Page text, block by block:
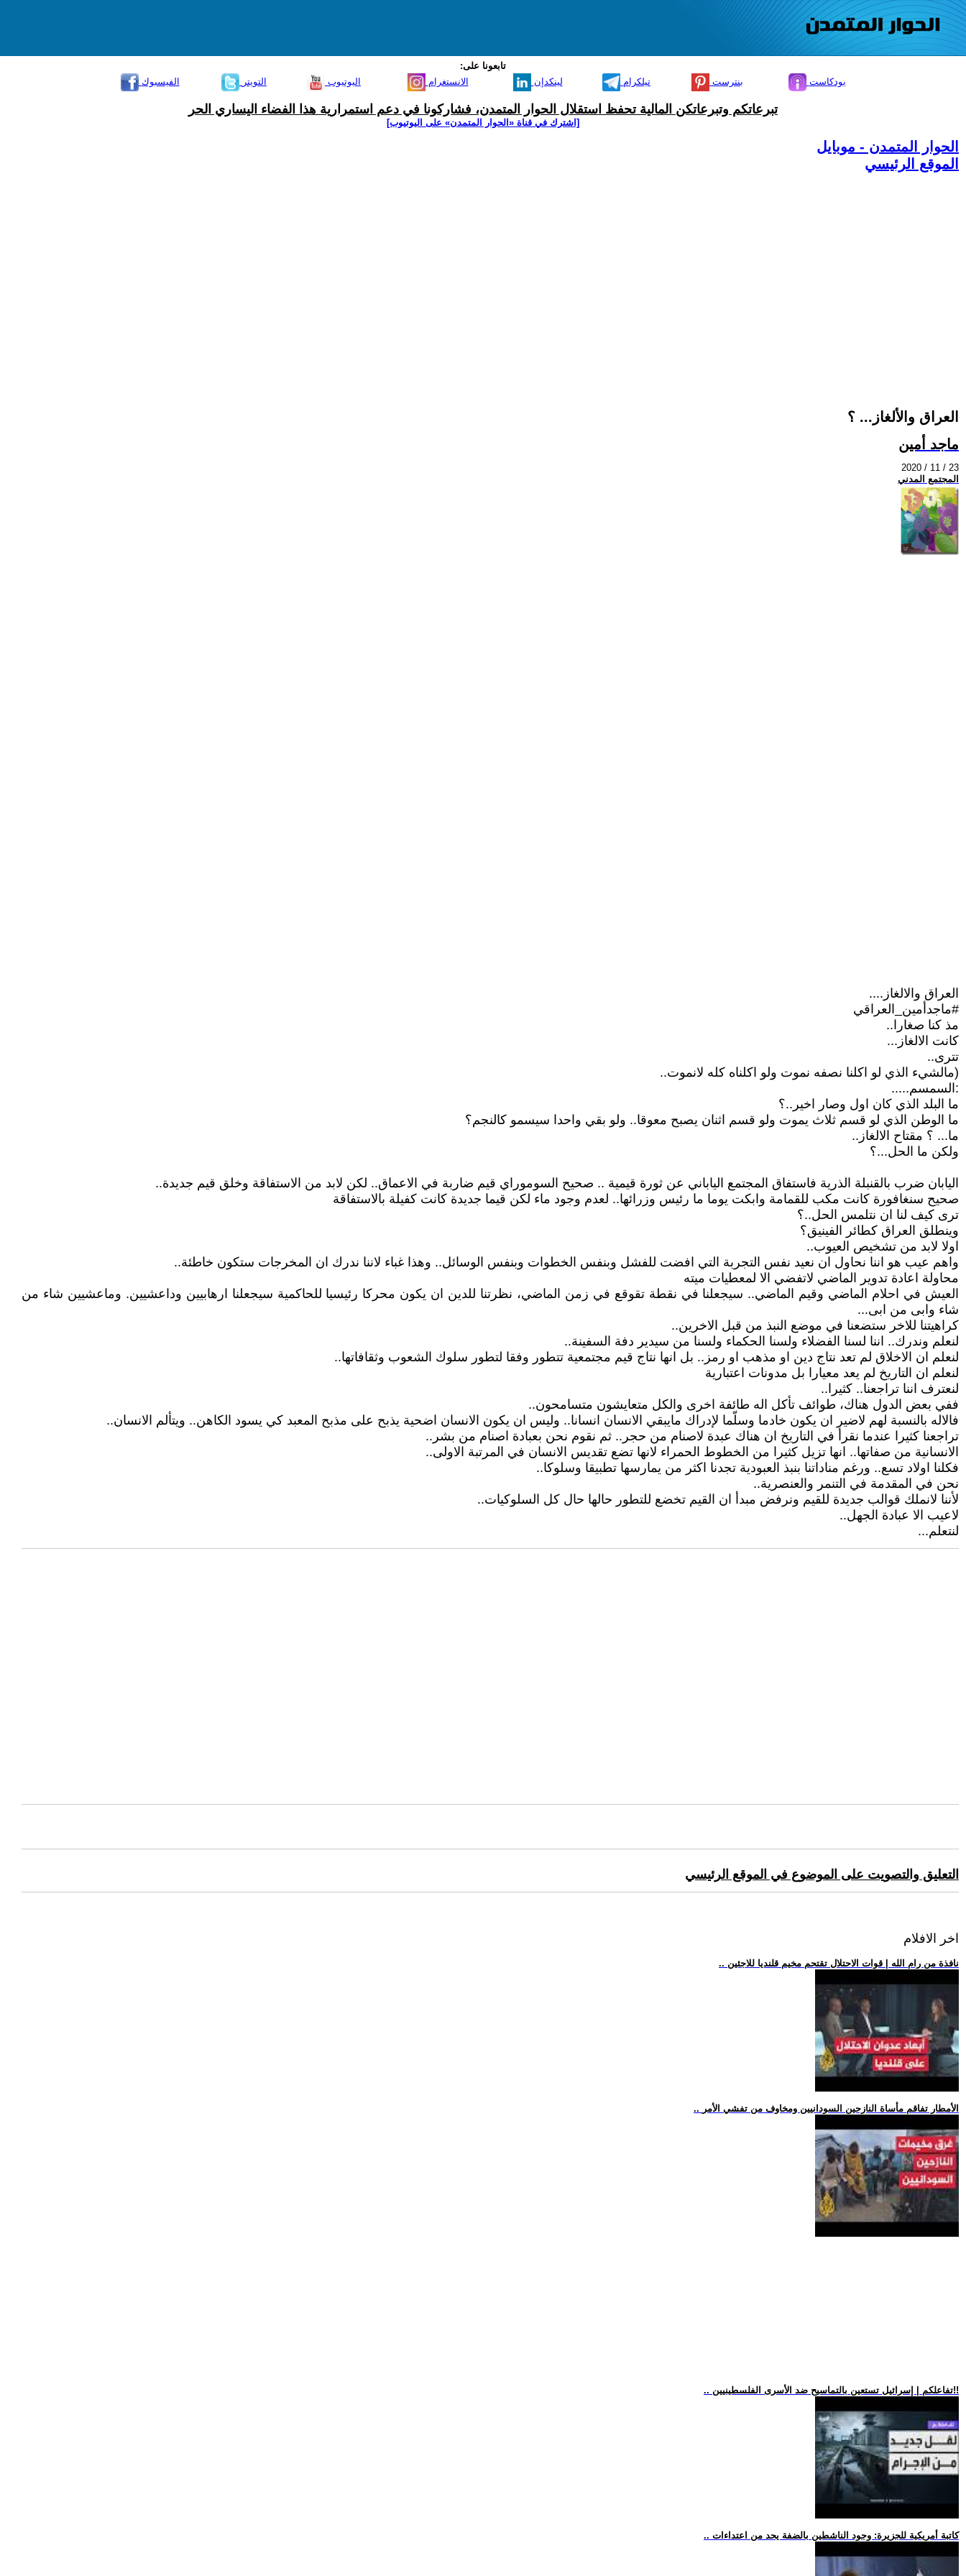
تابعونا على:
الفيسبوك
التويتر اليوتيوب الانستغرام لينكدإن تيلكرام بنترست بودكاست
تبرعاتكم وتبرعاتكن المالية تحفظ استقلال الحوار المتمدن، فشاركونا في دعم استمرارية هذا الفضاء اليساري الحر
[اشترك في قناة ‫«الحوار المتمدن» على اليوتيوب]
الحوار المتمدن - موبايل
الموقع الرئيسي
العراق والألغاز... ؟
ماجد أمين
2020 / 11 / 23
المجتمع المدني
العراق والالغاز....
#ماجدأمين_العراقي
مذ كنا صغارا..
كانت الالغاز...
تترى..
(مالشيء الذي لو اكلنا نصفه نموت ولو اكلناه كله لانموت..
:السمسم.....
ما البلد الذي كان اول وصار اخير..؟
ما الوطن الذي لو قسم ثلاث يموت ولو قسم اثنان يصبح معوقا.. ولو بقي واحدا سيسمو كالنجم؟
ما... ؟ مقتاح الالغاز..
ولكن ما الحل...؟
اليابان ضرب بالقنبلة الذرية فاستفاق المجتمع الياباني عن ثورة قيمية .. صحيح السوموراي قيم ضاربة في الاعماق.. لكن لابد من الاستفاقة وخلق قيم جديدة..
صحيح سنغافورة كانت مكب للقمامة وابكت يوما ما رئيس وزرائها.. لعدم وجود ماء لكن قيما جديدة كانت كفيلة بالاستفاقة
ترى كيف لنا ان نتلمس الحل..؟
وينطلق العراق كطائر الفينيق؟
اولا لابد من تشخيص العيوب..
واهم عيب هو اننا نحاول ان نعيد نفس التجربة التي افضت للفشل وبنفس الخطوات وبنفس الوسائل.. وهذا غباء لاننا ندرك ان المخرجات ستكون خاطئة..
محاولة اعادة تدوير الماضي لاتفضي الا لمعطيات ميته
العيش في احلام الماضي وقيم الماضي.. سيجعلنا في نقطة تقوقع في زمن الماضي، نظرتنا للدين ان يكون محركا رئيسيا للحاكمية سيجعلنا ارهابيين وداعشيين. وماعشيين شاء من
شاء وابى من ابى...
كراهيتنا للاخر ستضعنا في موضع النبذ من قبل الاخرين..
لنعلم وندرك.. اننا لسنا الفضلاء ولسنا الحكماء ولسنا من سيدير دفة السفينة..
لنعلم ان الاخلاق لم تعد نتاج دين او مذهب او رمز.. بل انها نتاج قيم مجتمعية تتطور وفقا لتطور سلوك الشعوب وثقافاتها..
لنعلم ان التاريخ لم يعد معيارا بل مدونات اعتبارية
لنعترف اننا تراجعنا.. كثيرا..
ففي بعض الدول هناك، طوائف تأكل اله طائفة اخرى والكل متعايشون متسامحون..
فالاله بالنسبة لهم لاضير ان يكون خادما وسلّما لإدراك مايبقي الانسان انسانا.. وليس ان يكون الانسان اضحية يذبح على مذبح المعبد كي يسود الكاهن.. ويتألم الانسان..
تراجعنا كثيرا عندما نقرأ في التاريخ ان هناك عبدة لاصنام من حجر.. ثم نقوم نحن بعبادة اصنام من بشر..
الانسانية من صفاتها.. انها تزيل كثيرا من الخطوط الحمراء لانها تضع تقديس الانسان في المرتبة الاولى..
فكلنا اولاد تسع.. ورغم مناداتنا بنبذ العبودية تجدنا اكثر من يمارسها تطبيقا وسلوكا..
نحن في المقدمة في التنمر والعنصرية..
لأننا لانملك قوالب جديدة للقيم ونرفض مبدأ ان القيم تخضع للتطور حالها حال كل السلوكيات..
لاعيب الا عبادة الجهل..
لنتعلم...
التعليق والتصويت على الموضوع في الموقع الرئيسي
اخر الافلام
.. نافذة من رام الله | قوات الاحتلال تقتحم مخيم قلنديا للاجئين
.. الأمطار تفاقم مأساة النازحين السودانيين ومخاوف من تفشي الأمر
.. تفاعلكم | إسرائيل تستعين بالتماسيح ضد الأسرى الفلسطينيين!!
.. كاتبة أمريكية للجزيرة: وجود الناشطين بالضفة يحد من اعتداءات